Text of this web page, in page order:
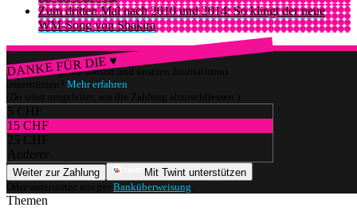
Zum dritten Mal nach 2010 und 2014: So klingt der neue
WM-Song von Shakira
DANKE FÜR DIE ♥
Würdest du gerne watson und unseren Journalismus
unterstützen? Mehr erfahren
(Du wirst umgeleitet, um die Zahlung abzuschliessen.)
5 CHF
15 CHF
25 CHF
Anderer
Weiter zur Zahlung
Mit Twint unterstützen
Oder unterstütze uns per Banküberweisung
Themen